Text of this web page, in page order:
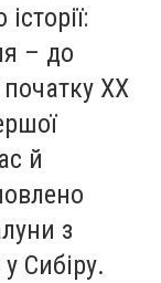
– до
початку ХХ
й
з
Сибіру.